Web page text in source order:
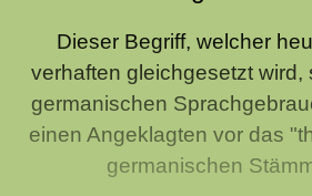
Dieser Begriff, welcher
verhaften gleichgesetzt wird,
germanischen
einen Angeklagten vor das
germanischen